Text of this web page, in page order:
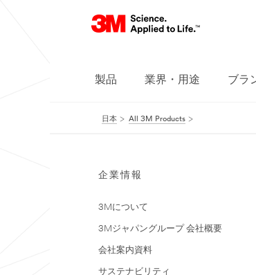
製品 業界・用途 ブラ
日本 All 3M Products
企業情報
3Mについて
3Mジャパングループ 会社概要
会社案内資料
サステナビリティ